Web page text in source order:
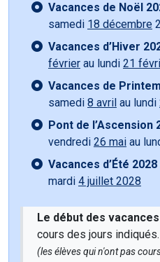
Vacances de Noël
samedi 18 décembre
Vacances d’Hiver
février au lundi 21
Vacances de
samedi 8 avril au lundi
Pont de l’Ascension
vendredi 26 mai au
Vacances d’Été
mardi 4 juillet 2028
Le début des vacances
cours des jours indiqués.
(les élèves qui n'ont pas